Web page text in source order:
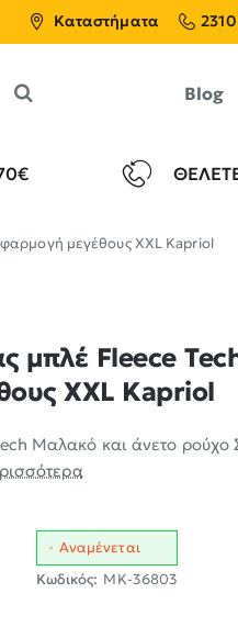
Καταστήματα
Blog
μεγέθους ΧΧL Kapriol
μπλέ Fleece
ΧΧL Kapriol
Μαλακό και άνετο ρούχο
Αναμένεται
Κωδικός: MK-36803